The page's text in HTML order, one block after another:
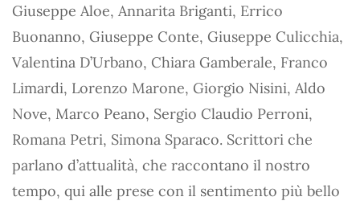
Giuseppe Aloe, Annarita Briganti, Errico
Buonanno, Giuseppe Conte, Giuseppe Culicchia,
Valentina D’Urbano, Chiara Gamberale, Franco
Limardi, Lorenzo Marone, Giorgio Nisini, Aldo
Nove, Marco Peano, Sergio Claudio Perroni,
Romana Petri, Simona Sparaco. Scrittori che
parlano d’attualità, che raccontano il nostro
tempo, qui alle prese con il sentimento più bello